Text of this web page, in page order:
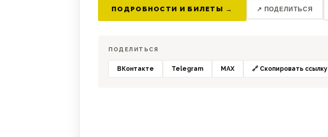
ПОДРОБНОСТИ И БИЛЕТЫ → ↗ ПОДЕЛИТЬСЯ
ПОДЕЛИТЬСЯ
ВКонтакте Telegram MAX 🔗 Скопировать ссылку